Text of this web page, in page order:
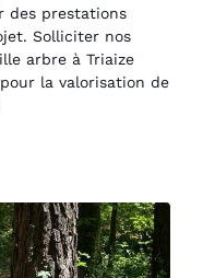
des prestations
Solliciter nos
arbre à Triaize
la valorisation de